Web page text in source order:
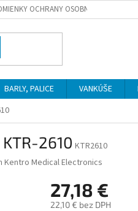
OCHRANY OSOBNÝCH ÚDAJOV
BARLY, PALICE VANKÚŠE
2610 KTR2610
Kentro Medical Electronics
27,18 €
22,10 € bez DPH